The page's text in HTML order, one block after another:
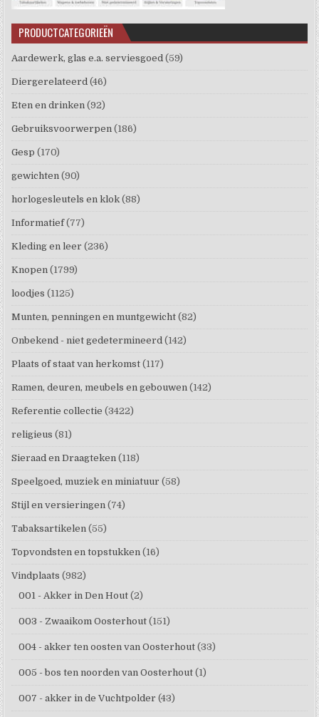
PRODUCTCATEGORIEËN
Aardewerk, glas e.a. serviesgoed (59)
Diergerelateerd (46)
Eten en drinken (92)
Gebruiksvoorwerpen (186)
Gesp (170)
gewichten (90)
horlogesleutels en klok (88)
Informatief (77)
Kleding en leer (236)
Knopen (1799)
loodjes (1125)
Munten, penningen en muntgewicht (82)
Onbekend - niet gedetermineerd (142)
Plaats of staat van herkomst (117)
Ramen, deuren, meubels en gebouwen (142)
Referentie collectie (3422)
religieus (81)
Sieraad en Draagteken (118)
Speelgoed, muziek en miniatuur (58)
Stijl en versieringen (74)
Tabaksartikelen (55)
Topvondsten en topstukken (16)
Vindplaats (982)
001 - Akker in Den Hout (2)
003 - Zwaaikom Oosterhout (151)
004 - akker ten oosten van Oosterhout (33)
005 - bos ten noorden van Oosterhout (1)
007 - akker in de Vuchtpolder (43)